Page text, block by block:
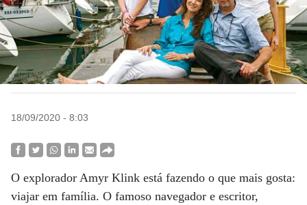
18/09/2020 - 8:03
O explorador Amyr Klink está fazendo o que mais gosta:
viajar em família. O famoso navegador e escritor,